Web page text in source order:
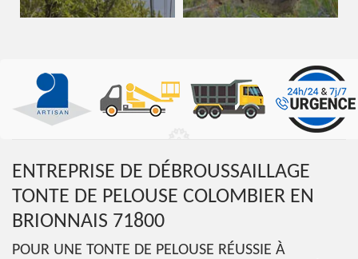
ENTREPRISE DE DÉBROUSSAILLAGE
TONTE DE PELOUSE COLOMBIER EN
BRIONNAIS 71800
POUR UNE TONTE DE PELOUSE RÉUSSIE À